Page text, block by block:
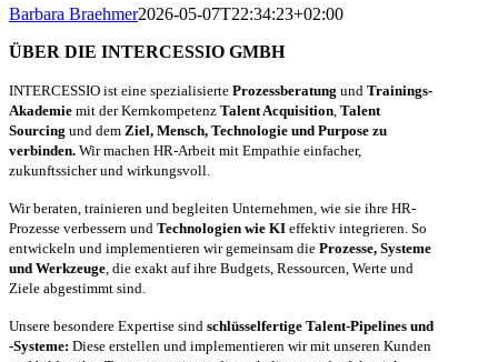
Barbara Braehmer2026-05-07T22:34:23+02:00
ÜBER DIE INTERCESSIO GMBH
INTERCESSIO ist eine spezialisierte Prozessberatung und Trainings-
Akademie mit der Kernkompetenz Talent Acquisition, Talent
Sourcing und dem Ziel, Mensch, Technologie und Purpose zu
verbinden. Wir machen HR-Arbeit mit Empathie einfacher,
zukunftssicher und wirkungsvoll.
Wir beraten, trainieren und begleiten Unternehmen, wie sie ihre HR-
Prozesse verbessern und Technologien wie KI effektiv integrieren. So
entwickeln und implementieren wir gemeinsam die Prozesse, Systeme
und Werkzeuge, die exakt auf ihre Budgets, Ressourcen, Werte und
Ziele abgestimmt sind.
Unsere besondere Expertise sind schlüsselfertige Talent-Pipelines und
-Systeme: Diese erstellen und implementieren wir mit unseren Kunden